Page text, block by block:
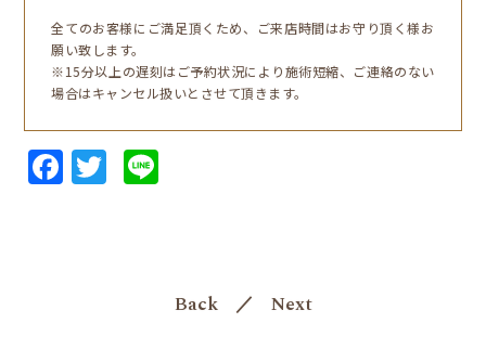
全てのお客様にご満足頂くため、ご来店時間はお守り頂く様お
願い致します。
※15分以上の遅刻はご予約状況により施術短縮、ご連絡のない
場合はキャンセル扱いとさせて頂きます。
Facebook
Twitter
Back ／ Next